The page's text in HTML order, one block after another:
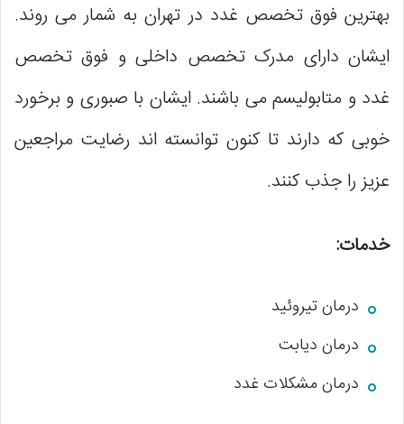
بهترین فوق تخصص غدد در تهران به شمار می روند.
ایشان دارای مدرک تخصص داخلی و فوق تخصص
غدد و متابولیسم می باشند. ایشان با صبوری و برخورد
خوبی که دارند تا کنون توانسته اند رضایت مراجعین
عزیز را جذب کنند.
خدمات:
درمان تیروئید
درمان دیابت
درمان مشکلات غدد